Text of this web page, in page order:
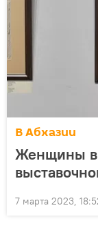
В Абхазии
Женщины в
7 марта 2023,